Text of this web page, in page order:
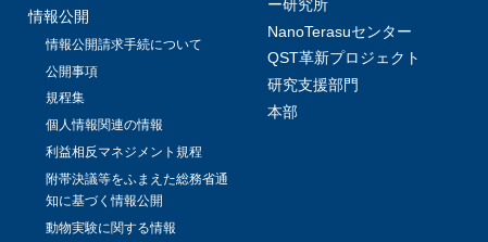
情報公開
情報公開請求手続について
公開事項
規程集
個人情報関連の情報
利益相反マネジメント規程
附帯決議等をふまえた総務省通
知に基づく情報公開
動物実験に関する情報
ー研究所
NanoTerasuセンター
QST革新プロジェクト
研究支援部門
本部